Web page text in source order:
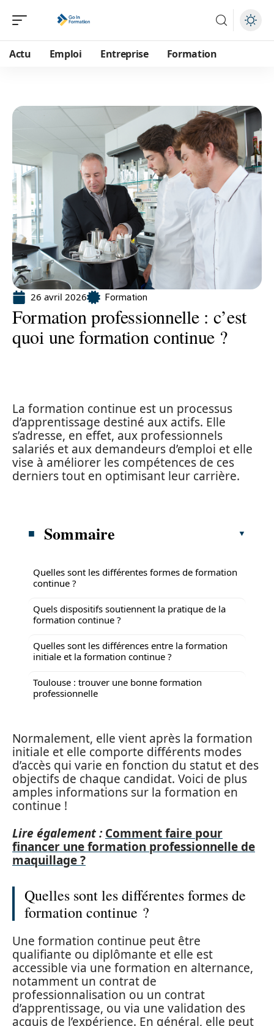
Actu Emploi Entreprise Formation
26 avril 2026 Formation
Formation professionnelle : c’est
quoi une formation continue ?
La formation continue est un processus
d’apprentissage destiné aux actifs. Elle
s’adresse, en effet, aux professionnels
salariés et aux demandeurs d’emploi et elle
vise à améliorer les compétences de ces
derniers tout en optimisant leur carrière.
Sommaire
Quelles sont les différentes formes de formation
continue ?
Quels dispositifs soutiennent la pratique de la
formation continue ?
Quelles sont les différences entre la formation
initiale et la formation continue ?
Toulouse : trouver une bonne formation
professionnelle
Normalement, elle vient après la formation
initiale et elle comporte différents modes
d’accès qui varie en fonction du statut et des
objectifs de chaque candidat. Voici de plus
amples informations sur la formation en
continue !
Lire également : Comment faire pour
financer une formation professionnelle de
maquillage ?
Quelles sont les différentes formes de
formation continue ?
Une formation continue peut être
qualifiante ou diplômante et elle est
accessible via une formation en alternance,
notamment un contrat de
professionnalisation ou un contrat
d’apprentissage, ou via une validation des
acquis de l’expérience. En général, elle peut